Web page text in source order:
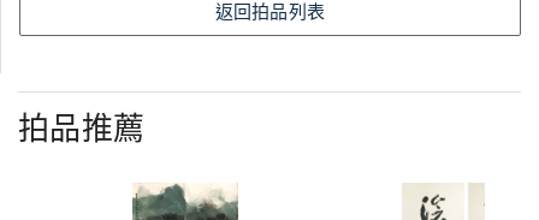
返回拍品列表
拍品推薦